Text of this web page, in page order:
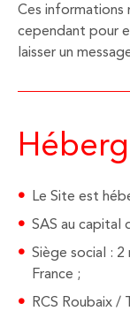
Ces informations
cependant pour
laisser un
Le Site est
SAS au capital
Siège social : 2
France ;
RCS Roubaix /